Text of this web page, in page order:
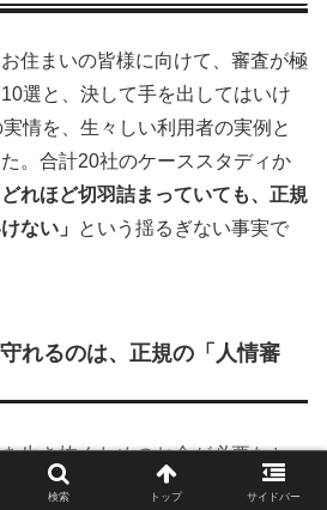
住まいの皆様に向けて、審査が極
選と、決して手を出してはいけ
情を、生々しい利用者の実例と
。合計20社のケーススタディか
どれほど切羽詰まっていても、正規
ない」
という揺るぎない事実で
れるのは、正規の「人情審
生き抜くためのお金が必要なと
失い、つい「即日・無審査」とい
検索 トップ サイドバー